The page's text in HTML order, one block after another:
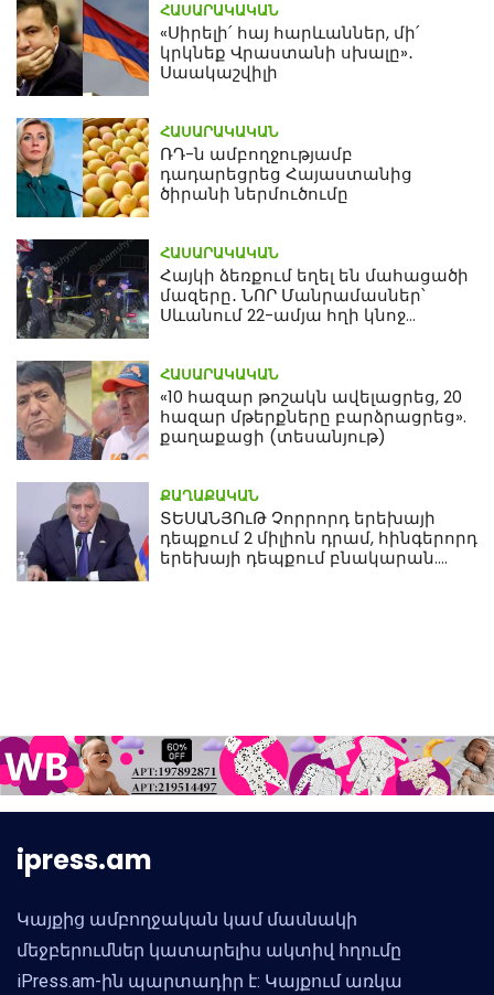
ՀԱՍԱՐԱԿԱԿԱՆ
«Սիրելի՛ հայ հարևաններ, մի՛
կրկնեք Վրաստանի սխալը»․
Սաակաշվիլի
ՀԱՍԱՐԱԿԱԿԱՆ
ՌԴ-ն ամբողջությամբ
դադարեցրեց Հայաստանից
ծիրանի ներմուծումը
ՀԱՍԱՐԱԿԱԿԱՆ
Հայկի ձեռքում եղել են մահացածի
մազերը․ ՆՈՐ Մանրամասներ՝
Սևանում 22-ամյա հղի կնոջ
ՀԱՍԱՐԱԿԱԿԱՆ
«10 հազար թոշակն ավելացրեց, 20
հազար մթերքները բարձրացրեց».
քաղաքացի (տեսանյութ)
ՔԱՂԱՔԱԿԱՆ
ՏԵՍԱՆՅՈւԹ Չորրորդ երեխայի
դեպքում 2 միլիոն դրամ, հինգերորդ
երեխայի դեպքում բնակարան.
ipress.am
Կայքից ամբողջական կամ մասնակի
մեջբերումներ կատարելիս ակտիվ հղումը
iPress.am-ին պարտադիր է: Կայքում առկա